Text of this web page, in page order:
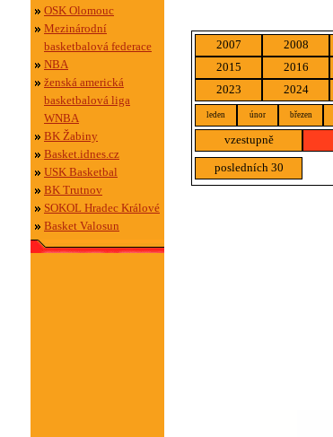
OSK Olomouc
Mezinárodní
basketbalová federace
NBA
ženská americká
basketbalová liga
WNBA
BK Žabiny
Basket.idnes.cz
USK Basketbal
BK Trutnov
SOKOL Hradec Králové
Basket Valosun
2007 2008
2015
2016
2023
2024
leden únor březen
vzestupně
posledních 30